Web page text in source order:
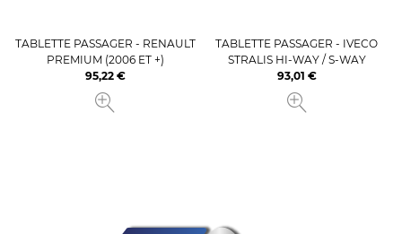
TABLETTE PASSAGER - RENAULT
PREMIUM (2006 ET +)
Prix
95,22 €
TABLETTE PASSAGER - IVECO
STRALIS HI-WAY / S-WAY
Prix
93,01 €